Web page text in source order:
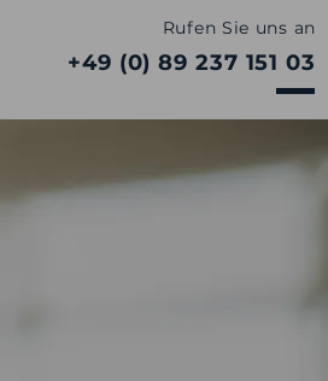
Rufen Sie uns an
+49 (0) 89 237 151 03